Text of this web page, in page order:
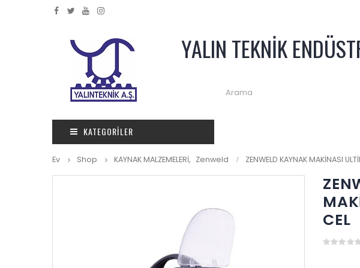
YALIN TEKNİK
KATEGORILER
Ev Shop KAYNAK MALZEMELERİ, Zenweld ZENWELD KAYNAK MAKİNASI
CEL